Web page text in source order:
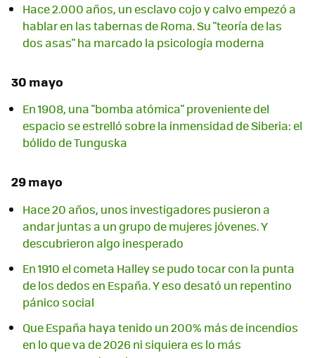
Hace 2.000 años, un esclavo cojo y calvo empezó a
hablar en las tabernas de Roma. Su "teoría de las
dos asas" ha marcado la psicología moderna
30 mayo
En 1908, una "bomba atómica" proveniente del
espacio se estrelló sobre la inmensidad de Siberia: el
bólido de Tunguska
29 mayo
Hace 20 años, unos investigadores pusieron a
andar juntas a un grupo de mujeres jóvenes. Y
descubrieron algo inesperado
En 1910 el cometa Halley se pudo tocar con la punta
de los dedos en España. Y eso desató un repentino
pánico social
Que España haya tenido un 200% más de incendios
en lo que va de 2026 ni siquiera es lo más